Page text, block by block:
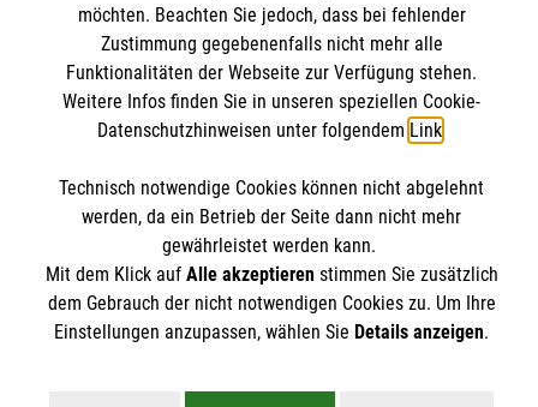
Barrierefreiheit
Malteser Jugend
Malteser International
Mediathek
Sharepoint
Spendenkonto
Empfänger: Malteser Hilfsdienst e.V.
BIC: GENODED 1PA7
Soziale Netzwerke
Der Malteser Hilfsdienst e.V. ist als eingetragene
gemeinnützige Organisation von der Körperschaft- und
möchten. Beachten Sie jedoch, dass bei fehlender
Zustimmung gegebenenfalls nicht mehr alle
Funktionalitäten der Webseite zur Verfügung stehen.
Weitere Infos finden Sie in unseren speziellen Cookie-
Datenschutzhinweisen unter folgendem Link.
Technisch notwendige Cookies können nicht abgelehnt
werden, da ein Betrieb der Seite dann nicht mehr
gewährleistet werden kann.
Mit dem Klick auf Alle akzeptierenstimmen Sie zusätzlich
dem Gebrauch der nicht notwendigen Cookies zu. Um Ihre
Einstellungen anzupassen, wählen Sie Details anzeigen.